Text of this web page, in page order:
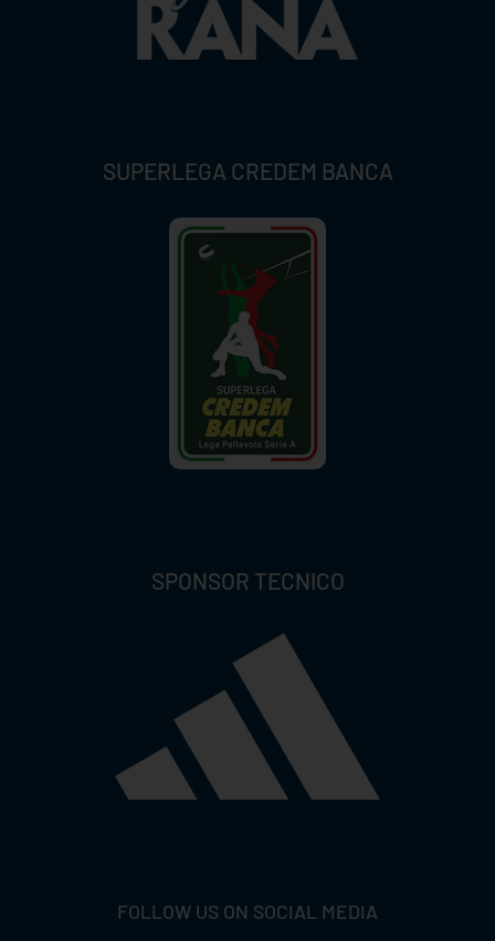
SUPERLEGA CREDEM BANCA
SPONSOR TECNICO
FOLLOW US ON SOCIAL MEDIA